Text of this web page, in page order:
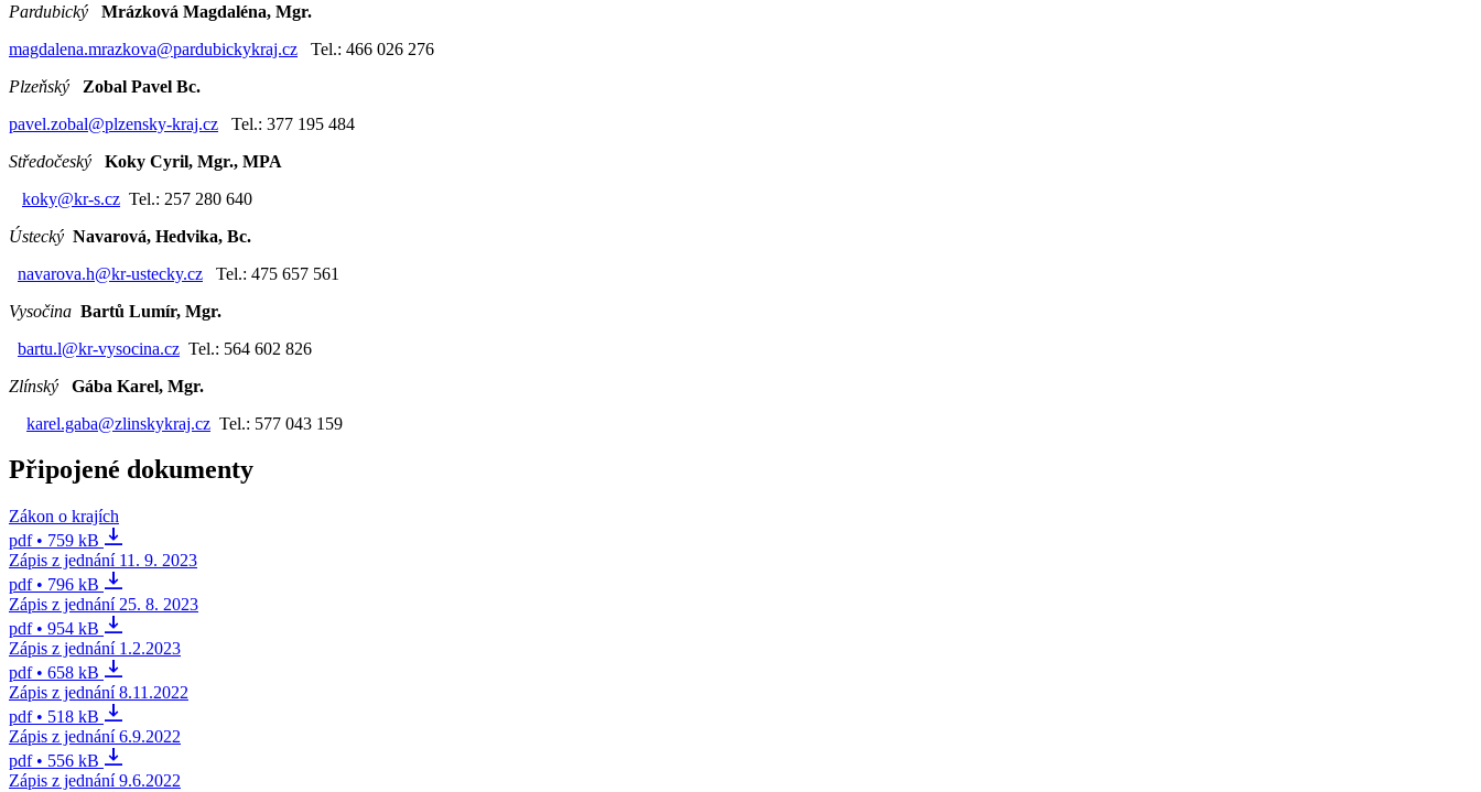
Pardubický Mrázková Magdaléna, Mgr.
magdalena.mrazkova@pardubickykraj.cz Tel.: 466 026 276
Plzeňský
Zobal Pavel Bc.
pavel.zobal@plzensky-kraj.cz Tel.: 377 195 484
Středočeský
Koky Cyril, Mgr., MPA
koky@kr-s.cz Tel.: 257 280 640
Ústecký Navarová, Hedvika, Bc.
navarova.h@kr-ustecky.cz Tel.: 475 657 561
Vysočina Bartů Lumír, Mgr.
bartu.l@kr-vysocina.cz Tel.: 564 602 826
Zlínský
Gába Karel, Mgr.
karel.gaba@zlinskykraj.cz Tel.: 577 043 159
Připojené dokumenty
Zákon o krajích
pdf • 759 kB
Zápis z jednání 11. 9. 2023
pdf • 796 kB
Zápis z jednání 25. 8. 2023
pdf • 954 kB
Zápis z jednání 1.2.2023
pdf • 658 kB
Zápis z jednání 8.11.2022
pdf • 518 kB
Zápis z jednání 6.9.2022
pdf • 556 kB
Zápis z jednání 9.6.2022